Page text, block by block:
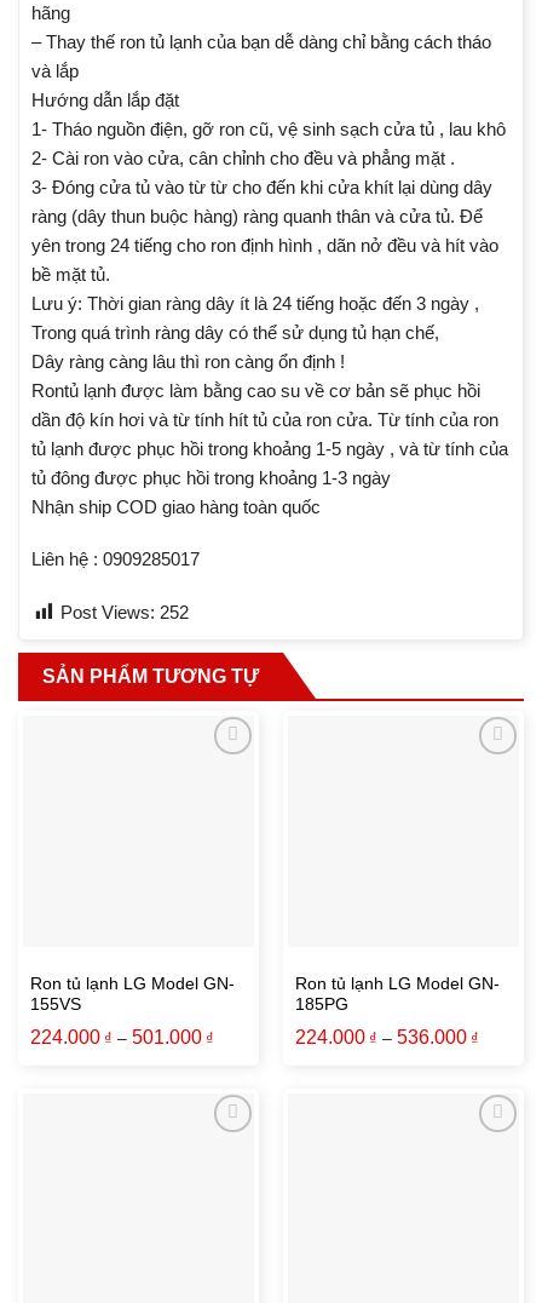
hãng
– Thay thế ron tủ lạnh của bạn dễ dàng chỉ bằng cách tháo
và lắp
Hướng dẫn lắp đặt
1- Tháo nguồn điện, gỡ ron cũ, vệ sinh sạch cửa tủ , lau khô
2- Cài ron vào cửa, cân chỉnh cho đều và phẳng mặt .
3- Đóng cửa tủ vào từ từ cho đến khi cửa khít lại dùng dây
ràng (dây thun buộc hàng) ràng quanh thân và cửa tủ. Để
yên trong 24 tiếng cho ron định hình , dãn nở đều và hít vào
bề mặt tủ.
Lưu ý: Thời gian ràng dây ít là 24 tiếng hoặc đến 3 ngày ,
Trong quá trình ràng dây có thể sử dụng tủ hạn chế,
Dây ràng càng lâu thì ron càng ổn định !
Rontủ lạnh được làm bằng cao su về cơ bản sẽ phục hồi
dần độ kín hơi và từ tính hít tủ của ron cửa. Từ tính của ron
tủ lạnh được phục hồi trong khoảng 1-5 ngày , và từ tính của
tủ đông được phục hồi trong khoảng 1-3 ngày
Nhận ship COD giao hàng toàn quốc
Liên hệ : 0909285017
Post Views: 252
SẢN PHẨM TƯƠNG TỰ
Ron tủ lạnh LG Model GN-
155VS
224.000 ₫ – 501.000 ₫
Ron tủ lạnh LG Model GN-
185PG
224.000 ₫ – 536.000 ₫